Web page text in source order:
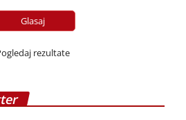
rezultate